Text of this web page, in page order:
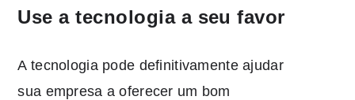
Use a tecnologia a seu favor
A tecnologia pode definitivamente ajudar
sua empresa a oferecer um bom